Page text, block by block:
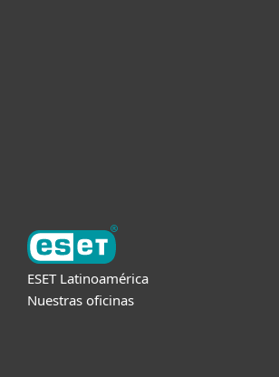
ESET Latinoamérica
Nuestras oficinas